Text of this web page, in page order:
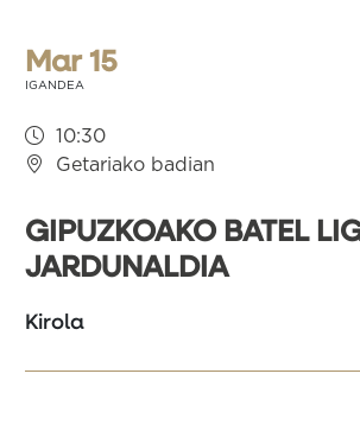
Mar 15
IGANDEA
10:30
Getariako badian
GIPUZKOAKO BATEL
JARDUNALDIA
Kirola